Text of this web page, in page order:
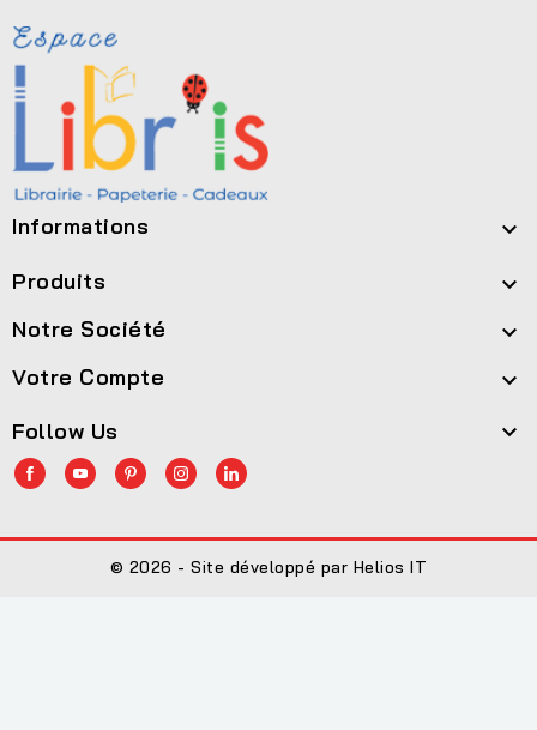
Informations 
Produits 
Notre Société 
Votre Compte 
Follow Us 
© 2026 - Site développé par Helios IT